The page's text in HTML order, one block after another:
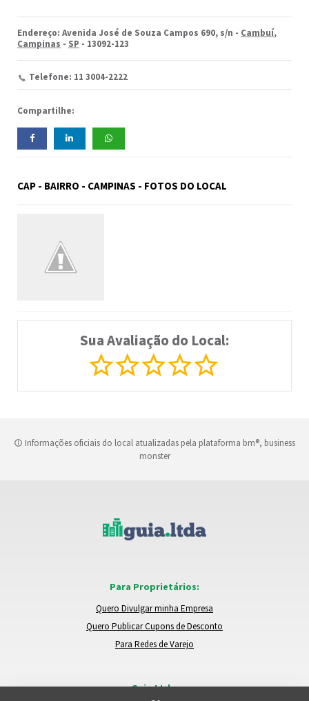
Endereço: Avenida José de Souza Campos 690, s/n - Cambuí,
Campinas - SP - 13092-123
Telefone: 11 3004-2222
Compartilhe:
CAP - BAIRRO - CAMPINAS - FOTOS DO LOCAL
Sua Avaliação do Local:
Informações oficiais do local atualizadas pela plataforma bm®, business
monster
Para Proprietários:
Quero Divulgar minha Empresa
Quero Publicar Cupons de Desconto
Para Redes de Varejo
Guia.Ltda: